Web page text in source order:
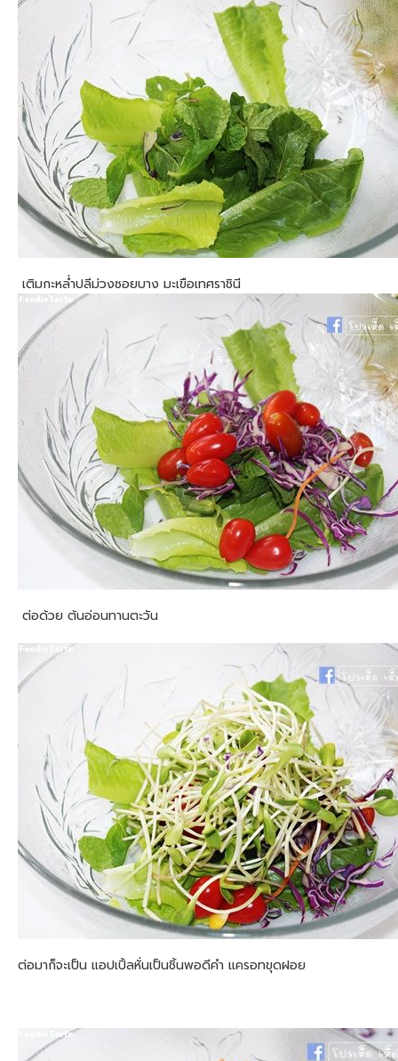
เติมกะหล่ำปลีม่วงซอยบาง มะเขือเทศราชินี
ต่อด้วย ต้นอ่อนทานตะวัน
ต่อมาก็จะเป็น แอปเปิ้ลหั่นเป็นชิ้นพอดีคำ แครอทขุดฝอย